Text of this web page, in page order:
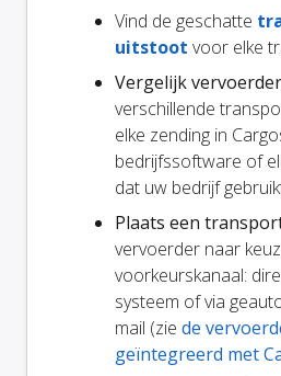
Vind de geschatte
uitstoot voor elke
Vergelijk
verschillende
elke zending in
bedrijfssoftware of
dat uw bedrijf
Plaats een
vervoerder naar
voorkeurskanaal:
systeem of via
mail (zie de
geïntegreerd met